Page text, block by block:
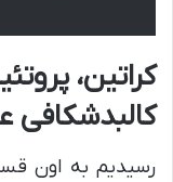
کراتین،
کالبدشکافی
رسیدیم به اون